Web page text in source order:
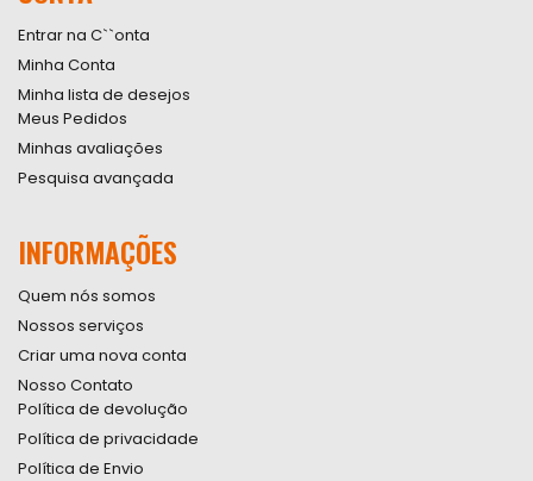
Entrar na C``onta
Minha Conta
Minha lista de desejos
Meus Pedidos
Minhas avaliações
Pesquisa avançada
INFORMAÇÕES
Quem nós somos
Nossos serviços
Criar uma nova conta
Nosso Contato
Política de devolução
Política de privacidade
Política de Envio